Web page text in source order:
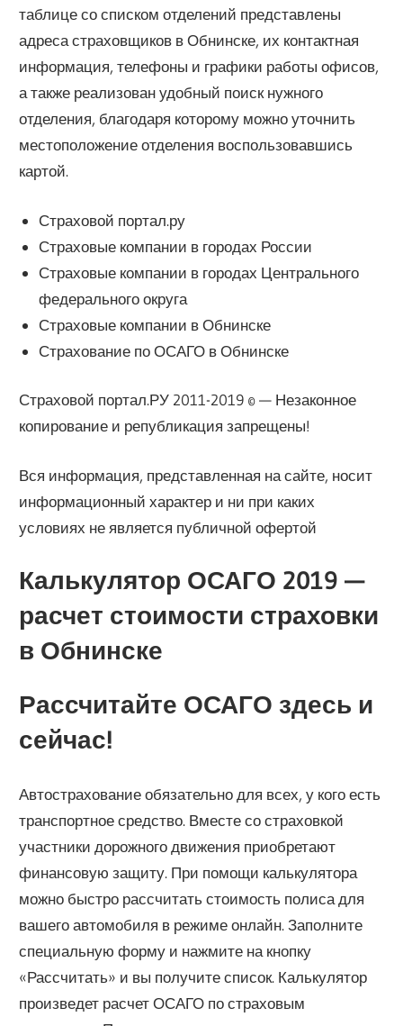
таблице со списком отделений представлены
адреса страховщиков в Обнинске, их контактная
информация, телефоны и графики работы офисов,
а также реализован удобный поиск нужного
отделения, благодаря которому можно уточнить
местоположение отделения воспользовавшись
картой.
Страховой портал.ру
Страховые компании в городах России
Страховые компании в городах Центрального
федерального округа
Страховые компании в Обнинске
Страхование по ОСАГО в Обнинске
Страховой портал.РУ 2011-2019 © — Незаконное
копирование и републикация запрещены!
Вся информация, представленная на сайте, носит
информационный характер и ни при каких
условиях не является публичной офертой
Калькулятор ОСАГО 2019 —
расчет стоимости страховки
в Обнинске
Рассчитайте ОСАГО здесь и
сейчас!
Автострахование обязательно для всех, у кого есть
транспортное средство. Вместе со страховкой
участники дорожного движения приобретают
финансовую защиту. При помощи калькулятора
можно быстро рассчитать стоимость полиса для
вашего автомобиля в режиме онлайн. Заполните
специальную форму и нажмите на кнопку
«Рассчитать» и вы получите список. Калькулятор
произведет расчет ОСАГО по страховым